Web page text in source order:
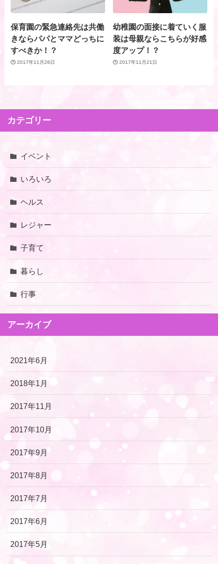
保育園の緊急連絡先は共働
きならパパとママどっちに
すべきか！？
2017年11月26日
幼稚園の面接に着ていく服
装は母親ならこちらが好感
度アップ！？
2017年11月21日
カテゴリー
イベント
いろいろ
ヘルス
レジャー
子育て
暮らし
行事
アーカイブ
2021年6月
2018年1月
2017年11月
2017年10月
2017年9月
2017年8月
2017年7月
2017年6月
2017年5月